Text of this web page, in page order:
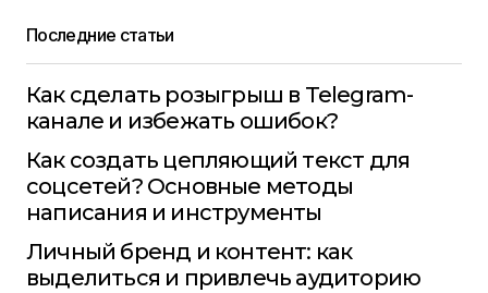
Последние статьи
Как сделать розыгрыш в Telegram-
канале и избежать ошибок?
Как создать цепляющий текст для
соцсетей? Основные методы
написания и инструменты
Личный бренд и контент: как
выделиться и привлечь аудиторию